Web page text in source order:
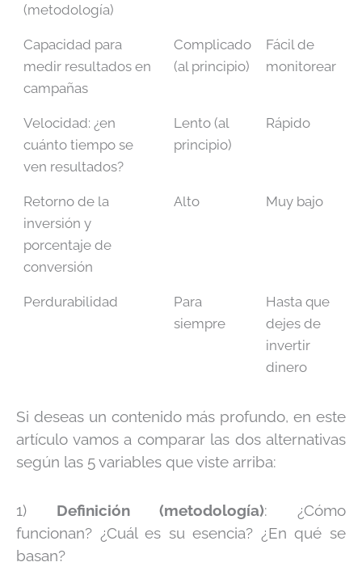
(metodología)
Capacidad para
medir resultados en
campañas
Complicado
(al principio)
Fácil de
monitorear
Velocidad: ¿en
cuánto tiempo se
ven resultados?
Lento (al
principio)
Rápido
Retorno de la
inversión y
porcentaje de
conversión
Alto Muy bajo
Perdurabilidad
Para
siempre
Hasta que
dejes de
invertir
dinero
Si deseas un contenido más profundo, en este
artículo vamos a comparar las dos alternativas
según las 5 variables que viste arriba:
1) Definición (metodología): ¿Cómo
funcionan? ¿Cuál es su esencia? ¿En qué se
basan?